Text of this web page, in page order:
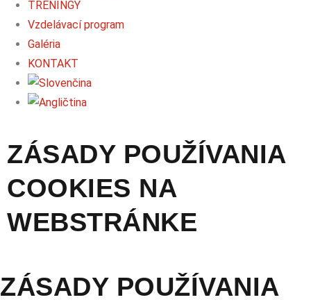
TRÉNINGY
Vzdelávací program
Galéria
KONTAKT
ZÁSADY POUŽÍVANIA
COOKIES NA
WEBSTRÁNKE
ZÁSADY POUŽÍVANIA